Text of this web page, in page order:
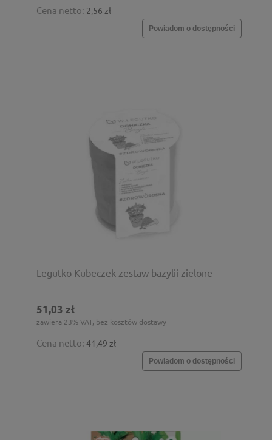
Cena netto: 2,56 zł
Powiadom o dostępności
Legutko Kubeczek zestaw bazylii zielone
51,03 zł
zawiera 23% VAT, bez kosztów dostawy
Cena netto: 41,49 zł
Powiadom o dostępności